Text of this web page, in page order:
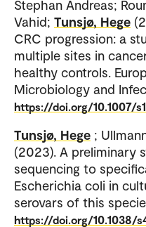
Stephan Andreas;
Vahid; Tunsjø, Hege
CRC progression: a
multiple sites in
healthy controls.
Microbiology and
https://doi.org/10.1007/
Tunsjø, Hege ;
(2023). A preliminary
sequencing to
Escherichia coli in
serovars of this
https://doi.org/10.1038/